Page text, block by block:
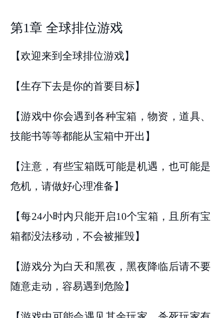
第1章 全球排位游戏